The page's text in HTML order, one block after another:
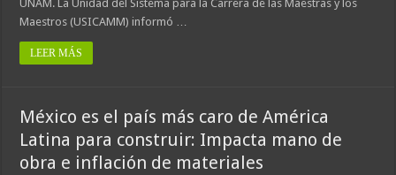
UNAM. La Unidad del Sistema para la Carrera de las Maestras y los
Maestros (USICAMM) informó …
LEER MÁS
México es el país más caro de América
Latina para construir: Impacta mano de
obra e inflación de materiales